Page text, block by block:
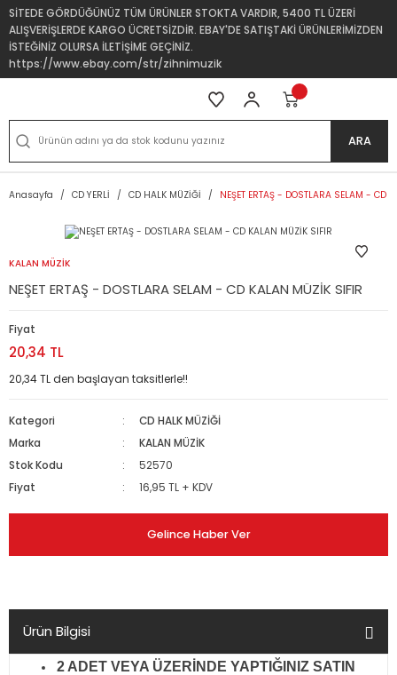
SİTEDE GÖRDÜĞÜNÜZ TÜM ÜRÜNLER STOKTA VARDIR, 5400 TL ÜZERİ
ALIŞVERİŞLERDE KARGO ÜCRETSİZDİR. EBAY'DE SATIŞTAKİ ÜRÜNLERİMİZDEN
İSTEĞİNİZ OLURSA İLETİŞİME GEÇİNİZ.
https://www.ebay.com/str/zihnimuzik
ARA
Anasayfa CD YERLİ CD HALK MÜZİĞİ NEŞET ERTAŞ - DOSTLARA SELAM - CD
KALAN MÜZİK
NEŞET ERTAŞ - DOSTLARA SELAM - CD KALAN MÜZİK SIFIR
Fiyat
20,34 TL
20,34 TL den başlayan taksitlerle!!
Kategori
CD HALK MÜZİĞİ
Marka
KALAN MÜZİK
Stok Kodu
52570
Fiyat
16,95 TL + KDV
Gelince Haber Ver
Ürün Bilgisi
2 ADET VEYA ÜZERİNDE YAPTIĞINIZ SATIN